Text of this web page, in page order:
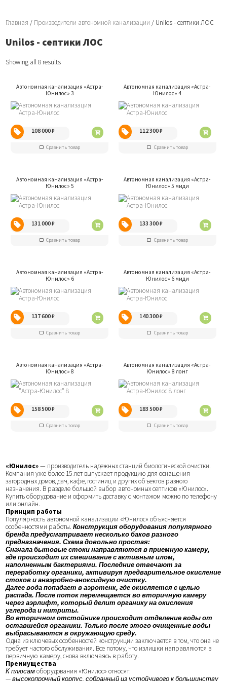
Главная / Производители автономной канализации / Unilos - септики ЛОС
Unilos - септики ЛОС
Showing all 8 results
Автономная канализация «Aстра-
Юнилос» 3
108 000₽
Сравнить товар
Автономная канализация «Aстра-
Юнилос» 4
112 300₽
Сравнить товар
Автономная канализация «Aстра-
Юнилос» 5
131 000₽
Сравнить товар
Автономная канализация «Aстра-
Юнилос» 5 миди
133 300₽
Сравнить товар
Автономная канализация «Aстра-
Юнилос» 6
137 600₽
Сравнить товар
Автономная канализация «Aстра-
Юнилос» 6 миди
140 300₽
Сравнить товар
Автономная канализация «Aстра-
Юнилос» 8
158 500₽
Сравнить товар
Автономная канализация «Aстра-
Юнилос» 8 лонг
183 500₽
Сравнить товар
«Юнилос»— производитель надежных станций биологической очистки.
Компания уже более 15 лет выпускает продукцию для оснащения
загородных домов, дач, кафе, гостиниц и других объектов разного
назначения. В разделе большой выбор автономных септиков «Юнилос».
Купить оборудование и оформить доставку с монтажом можно по телефону
или онлайн.
Принцип работы
Популярность автономной канализации «Юнилос» объясняется
особенностями работы.Конструкция оборудования популярного
бренда предусматривает несколько баков разного
предназначения. Схема довольно простая:
Сначала бытовые стоки направляются в приемную камеру,
где происходит их смешивание с активным илом,
наполненным бактериями. Последние отвечают за
переработку органики, активируя предварительное окисление
стоков и анаэробно-аноксидную очистку.
Далее вода попадает в аэротенк, где окисляется с целью
распада. После поток перемещается во вторичную камеру
через аэрлифт, который делит органику на окисления
углерода и нитриты.
Во вторичном отстойнике происходит отделение воды от
оставшейся органики. Только после этого очищенные воды
выбрасываются в окружающую среду.
Одна из ключевых особенностей конструкции заключается в том, что она не
требует частого обслуживания. Все потому, что излишки направляются в
первичную камеру, снова включаясь в работу.
Преимущества
К плюсамоборудования «Юнилос» относят:
— высокопрочный корпус, собранный из устойчивого к большинству